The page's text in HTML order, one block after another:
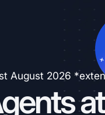
August 2026